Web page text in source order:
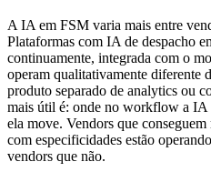
A IA em FSM varia mais entre
Plataformas com IA de despacho
continuamente, integrada com o
operam qualitativamente diferente
produto separado de analytics ou
mais útil é: onde no workflow a IA
ela move. Vendors que conseguem
com especificidades estão
vendors que não.